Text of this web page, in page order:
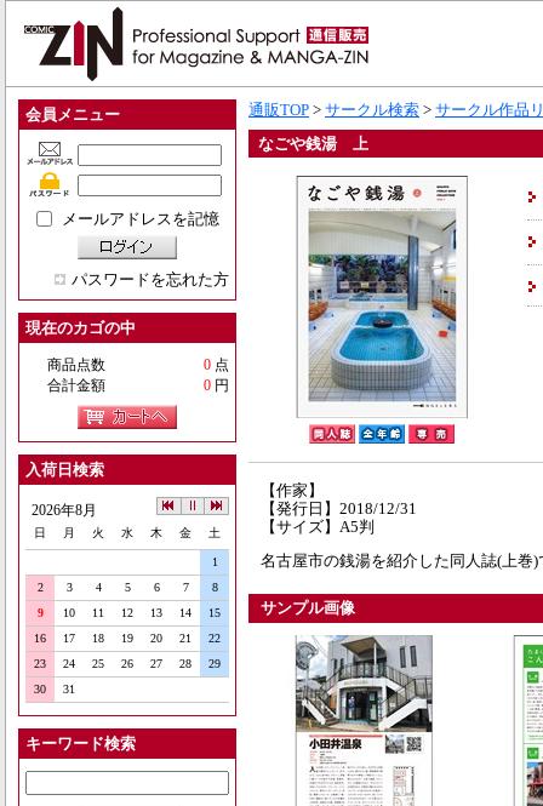
会員メニュー
メールアドレスを記憶
パスワードを忘れた方
現在のカゴの中
商品点数 0 点
合計金額
0 円
入荷日検索
2026年8月
日 月 火 水 木 金 土
1
2
3 4 5 6 7
8
9
10 11 12 13 14
15
16
17 18 19 20 21
22
23
24 25 26 27 28
29
30
31
キーワード検索
通販TOP > サークル検索 > サークル作品
なごや銭湯 上
【作家】
【発行日】2018/12/31
【サイズ】A5判
名古屋市の銭湯を紹介した同人誌(上巻)
サンプル画像